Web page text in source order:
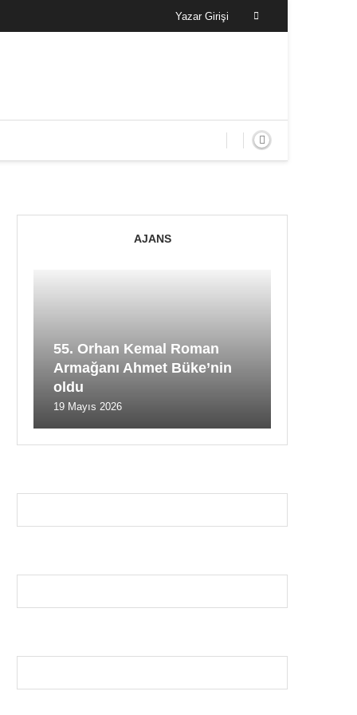
Yazar Girişi
AJANS
55. Orhan Kemal Roman
Armağanı Ahmet Büke’nin
oldu
19 Mayıs 2026